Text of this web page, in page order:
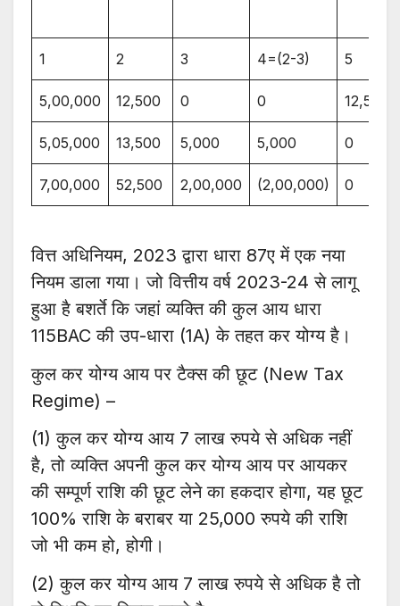
1 2 3 4=(2-3) 5
5,00,000 12,500 0 0 12,500
5,05,000 13,500 5,000 5,000 0
7,00,000 52,500 2,00,000 (2,00,000) 0
वित्त अधिनियम, 2023 द्वारा धारा 87ए में एक नया
नियम डाला गया। जो वित्तीय वर्ष 2023-24 से लागू
हुआ है बशर्ते कि जहां व्यक्ति की कुल आय धारा
115BAC की उप-धारा (1A) के तहत कर योग्य है।
कुल कर योग्य आय पर टैक्स की छूट (New Tax
Regime) –
(1) कुल कर योग्य आय 7 लाख रुपये से अधिक नहीं
है, तो व्यक्ति अपनी कुल कर योग्य आय पर आयकर
की सम्पूर्ण राशि की छूट लेने का हकदार होगा, यह छूट
100% राशि के बराबर या 25,000 रुपये की राशि
जो भी कम हो, होगी।
(2) कुल कर योग्य आय 7 लाख रुपये से अधिक है तो